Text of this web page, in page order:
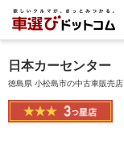
日本カーセンター
徳島県 小松島市の中古車販売店